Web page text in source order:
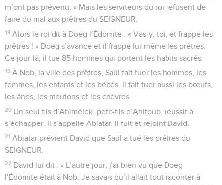
m’ont pas prévenu. » Mais les serviteurs du roi refusent de
faire du mal aux prêtres du SEIGNEUR.
18 Alors le roi dit à Doëg l’Édomite : « Vas-y, toi, et frappe les
prêtres ! » Doëg s’avance et il frappe lui-même les prêtres.
Ce jour-là, il tue 85 hommes qui portent les habits sacrés.
19 À Nob, la ville des prêtres, Saül fait tuer les hommes, les
femmes, les enfants et les bébés. Il fait tuer aussi les bœufs,
les ânes, les moutons et les chèvres.
20 Un seul fils d’Ahimélek, petit-fils d’Ahitoub, réussit à
s’échapper. Il s’appelle Abiatar. Il fuit et rejoint David.
21 Abiatar prévient David que Saül a tué les prêtres du
SEIGNEUR.
22 David lui dit : « L’autre jour, j’ai bien vu que Doëg
l’Édomite était à Nob. Je savais qu’il allait tout raconter à